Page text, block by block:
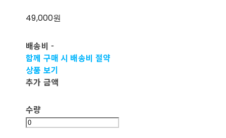
49,000원
배송비 -
함께 구매 시 배송비 절약
상품 보기
추가 금액
수량